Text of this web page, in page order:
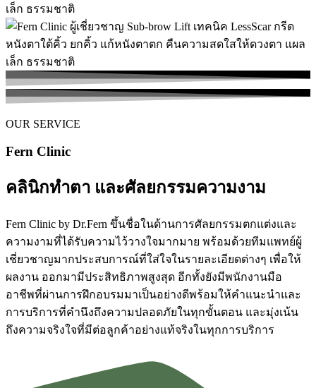
OUR SERVICE
Fern Clinic
คลินิกทำตา และศัลยกรรมความงาม
Fern Clinic by Dr.Fern ขึ้นชื่อในด้านการศัลยกรรมตกแต่งและ
ความงามที่ได้รับความไว้วางใจมากมาย พร้อมด้วยทีมแพทย์ผู้
เชี่ยวชาญมากประสบการณ์ที่ใส่ใจในรายละเอียดต่างๆ เพื่อให้
ผลงาน ออกมามีประสิทธิภาพสูงสุด อีกทั้งยังมีพนักงานมือ
อาชีพที่ผ่านการฝึกอบรมมาเป็นอย่างดีพร้อมให้คำแนะนำและ
การบริการที่คำนึงถึงความปลอดภัยในทุกขั้นตอน และมุ่งเน้น
ถึงความจริงใจที่มีต่อลูกค้าอย่างแท้จริงในทุกการบริการ